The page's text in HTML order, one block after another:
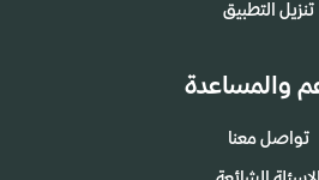
تنزيل التطبيق
والمساعدة
تواصل معنا